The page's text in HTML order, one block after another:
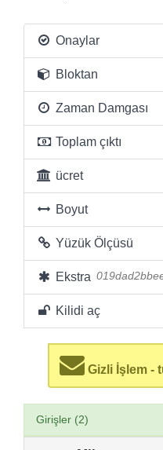
Onaylar
Bloktan
Zaman Damgası
Toplam çıktı
ücret
Boyut
Yüzük Ölçüsü
Ekstra
Kilidi aç
Gizli İşlem -
Girişler (2)